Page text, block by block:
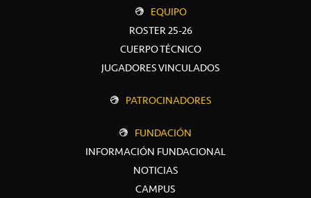
EQUIPO
ROSTER 25-26
CUERPO TÉCNICO
JUGADORES VINCULADOS
PATROCINADORES
FUNDACIÓN
INFORMACIÓN FUNDACIONAL
NOTICIAS
CAMPUS